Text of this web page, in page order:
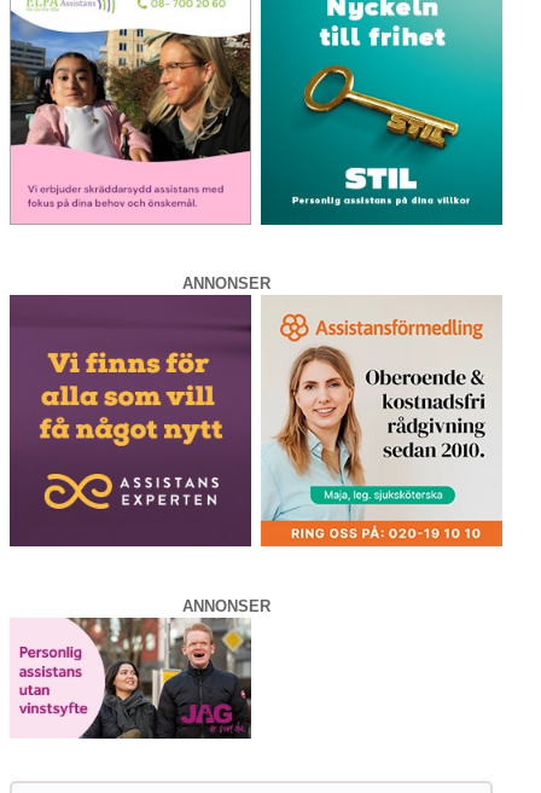
ANNONSER
ANNONSER